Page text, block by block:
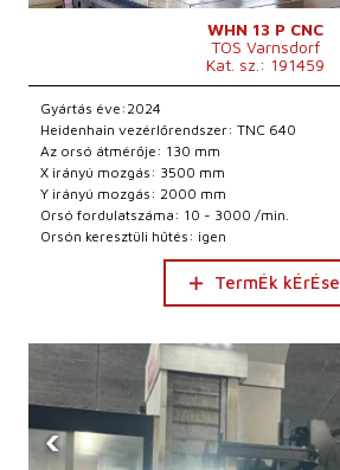
WHN 13 P CNC
TOS Varnsdorf
Kat. sz.: 191459
Gyártás éve:2024
Heidenhain vezérlőrendszer: TNC 640
Az orsó átmérője: 130 mm
X irányú mozgás: 3500 mm
Y irányú mozgás: 2000 mm
Orsó fordulatszáma: 10 - 3000 /min.
Orsón keresztüli hűtés: igen
TermÉk kÉrÉse
‹